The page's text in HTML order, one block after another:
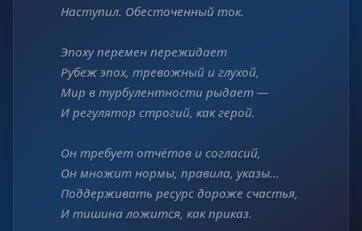
Наступил. Обесточенный ток.
Эпоху перемен пережидает
Рубеж эпох, тревожный и глухой,
Мир в турбулентности рыдает —
И регулятор строгий, как герой.
Он требует отчётов и согласий,
Он множит нормы, правила, указы…
Поддерживать ресурс дороже счастья,
И тишина ложится, как приказ.